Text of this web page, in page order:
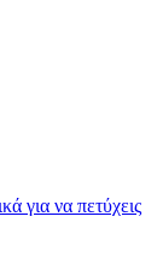
για να πετύχεις